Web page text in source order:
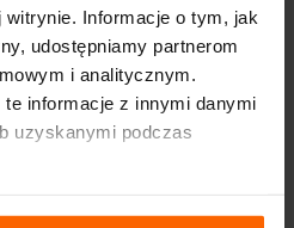
Informacje o tym, jak
udostępniamy partnerom
i analitycznym.
te informacje z innymi danymi
uzyskanymi podczas